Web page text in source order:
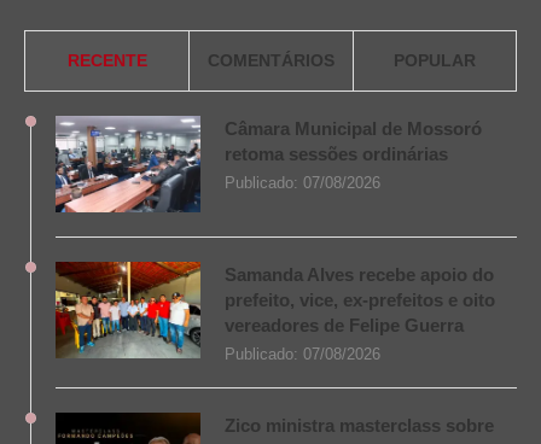
RECENTE COMENTÁRIOS POPULAR
Câmara Municipal de Mossoró
retoma sessões ordinárias
Publicado: 07/08/2026
Samanda Alves recebe apoio do
prefeito, vice, ex-prefeitos e oito
vereadores de Felipe Guerra
Publicado: 07/08/2026
Zico ministra masterclass sobre